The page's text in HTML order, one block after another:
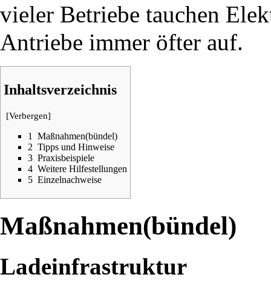
vieler Betriebe tauchen
Antriebe immer öfter auf.
Inhaltsverzeichnis
[Verbergen]
1
Maßnahmen(bündel)
2 Tipps und Hinweise
3 Praxisbeispiele
4 Weitere Hilfestellungen
5 Einzelnachweise
Maßnahmen(bündel)
Ladeinfrastruktur